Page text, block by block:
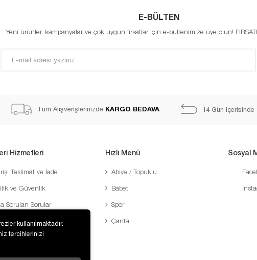
E-BÜLTEN
Yeni ürünler, kampanyalar ve çok uygun fırsatlar için e-bültenimize üye olun!
Tüm Alışverişlerinizde KARGO BEDAVA 14 Gün içerisinde
Hizmetleri
Teslimat ve İade
ve Güvenlik
Sorulan Sorular
Takibi
Hatırlatma
Hızlı Menü
Abiye / Topuklu
Babet
Spor
Çanta
Sosyal
kullanılmaktadır.
tercihlerinizi